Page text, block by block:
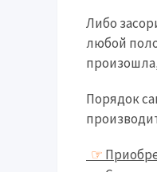
Либо
любой
Порядок
☞